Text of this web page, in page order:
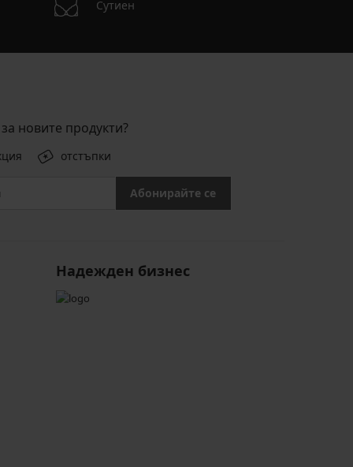
Сутиен
новите продукти?
отстъпки
Абонирайте се
Надежден бизнес